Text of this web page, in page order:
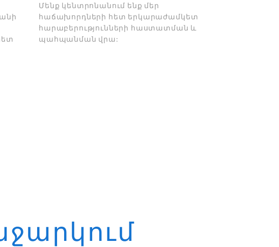
Մենք կենտրոնանում ենք մեր
հաճախորդների հետ երկարաժամկետ
հարաբերությունների հաստատման և
պահպանման վրա: